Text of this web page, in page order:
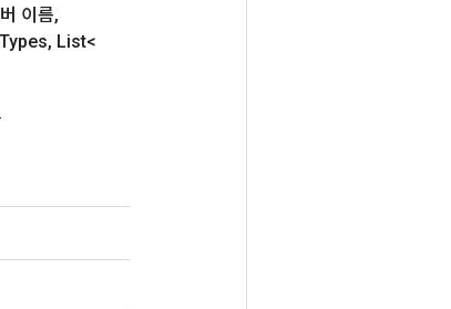
이름,
Types, List<